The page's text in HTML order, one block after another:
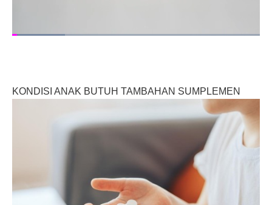
KONDISI ANAK BUTUH TAMBAHAN SUMPLEMEN